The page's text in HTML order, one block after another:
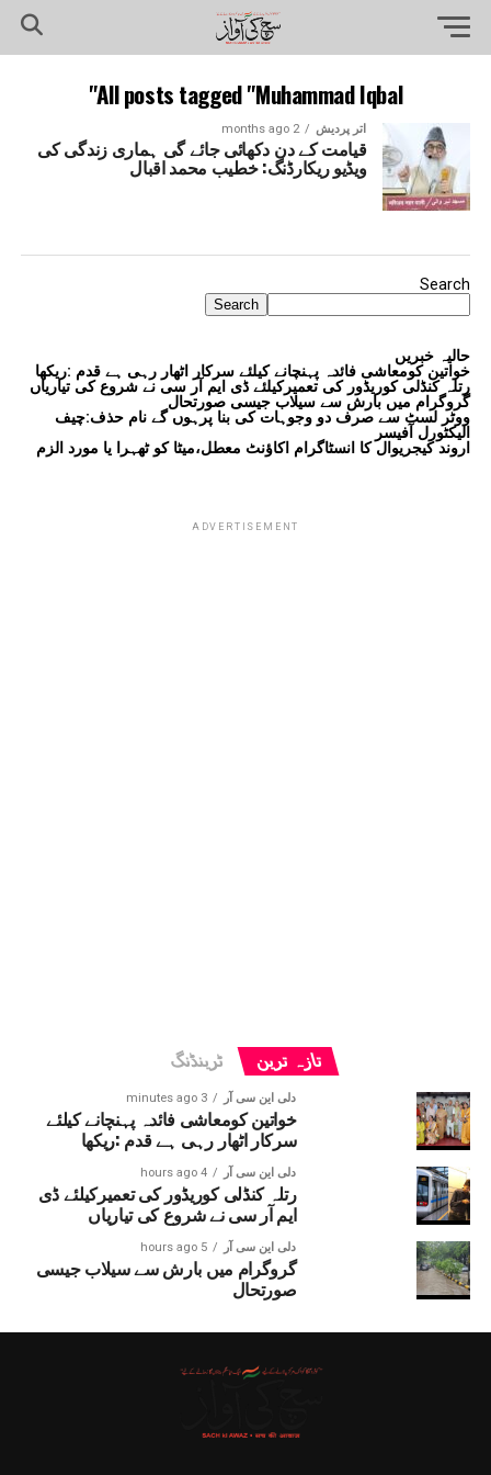
All posts tagged "Muhammad Iqbal"
اتر پردیش 2 months ago
قیامت کے دن دکھائی جائے گی ہماری زندگی کی
ویڈیو ریکارڈنگ: خطیب محمد اقبال
Search
Search
حالیہ خبریں
خواتین کومعاشی فائدہ پہنچانے کیلئے سرکار اٹھار رہی ہے قدم :ریکھا
رتلہ کنڈلی کوریڈور کی تعمیرکیلئے ڈی ایم آر سی نے شروع کی تیاریاں
گروگرام میں بارش سے سیلاب جیسی صورتحال
ووٹر لسٹ سے صرف دو وجوہات کی بنا پرہوں گے نام حذف:چیف
الیکٹورل آفیسر
اروند کیجریوال کا انسٹاگرام اکاؤنٹ معطل،میٹا کو ٹھہرا یا مورد الزم
ADVERTISEMENT
تازہ ترین ٹرینڈنگ
دلی این سی آر 3 minutes ago
خواتین کومعاشی فائدہ پہنچانے کیلئے
سرکار اٹھار رہی ہے قدم :ریکھا
دلی این سی آر 4 hours ago
رتلہ کنڈلی کوریڈور کی تعمیرکیلئے ڈی
ایم آر سی نے شروع کی تیاریاں
دلی این سی آر 5 hours ago
گروگرام میں بارش سے سیلاب جیسی
صورتحال